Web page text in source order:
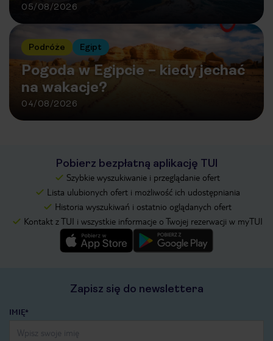
05/08/2026
Podróże Egipt
Pogoda w Egipcie – kiedy jechać
na wakacje?
04/08/2026
Pobierz bezpłatną aplikację TUI
Szybkie wyszukiwanie i przeglądanie ofert
Lista ulubionych ofert i możliwość ich udostępniania
Historia wyszukiwań i ostatnio oglądanych ofert
Kontakt z TUI i wszystkie informacje o Twojej rezerwacji w myTUI
Zapisz się do newslettera
IMIĘ*